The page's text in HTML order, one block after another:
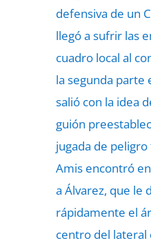
defensiva de un
llegó a sufrir las
cuadro local al
la segunda parte
salió con la idea
guión
jugada de
Amis encontró
a Álvarez, que le
rápidamente el
centro del lateral